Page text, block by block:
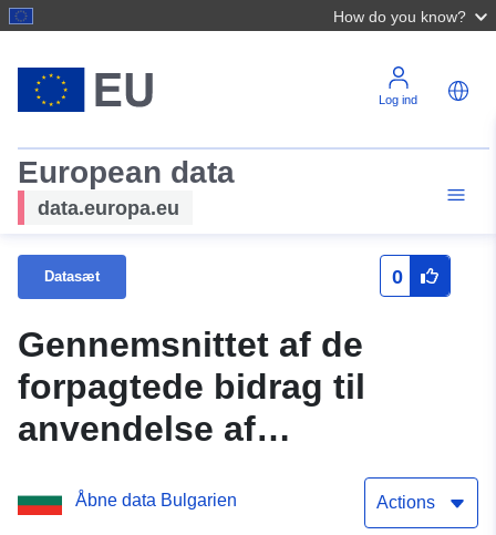
How do you know?
Log ind
European data
data.europa.eu
Datasæt 0
Gennemsnittet af de
forpagtede bidrag til
anvendelse af
landbrugsjord for 2019 for
arealer og kommuner i
Åbne data Bulgarien Actions